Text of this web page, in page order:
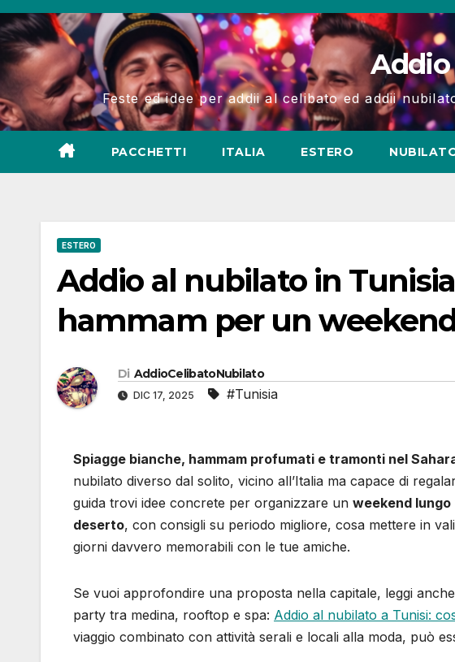
Salta
al
contenuto
Addio
Feste ed idee per addii al celibato ed addii
PACCHETTI ITALIA ESTERO
ESTERO
Addio al nubilato in
hammam per un
Di AddioCelibatoNubilato
DIC 17, 2025 #Tunisia
Spiagge bianche, hammam profumati e tramonti nel
nubilato diverso dal solito, vicino all’Italia ma capace di
guida trovi idee concrete per organizzare un weekend lungo
deserto, con consigli su periodo migliore, cosa mettere in
giorni davvero memorabili con le tue amiche.
Se vuoi approfondire una proposta nella capitale, leggi
party tra medina, rooftop e spa: Addio al nubilato a Tunisi:
viaggio combinato con attività serali e locali alla moda, può